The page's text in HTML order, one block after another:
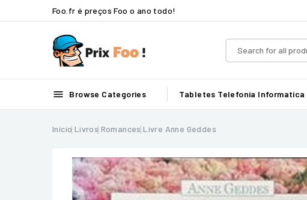
Foo.fr é preços Foo o ano todo!
 Browse Categories Tabletes Telefonia Informatica
Início Livros Romances Livre Anne Geddes